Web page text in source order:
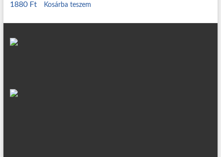
1880 Ft Kosárba teszem